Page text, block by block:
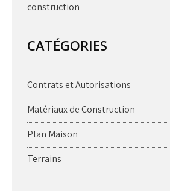
construction
CATÉGORIES
Contrats et Autorisations
Matériaux de Construction
Plan Maison
Terrains